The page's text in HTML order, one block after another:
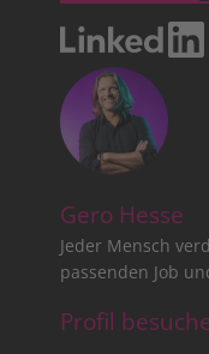
Gero Hesse
Jeder Mensch
passenden Job
Profil